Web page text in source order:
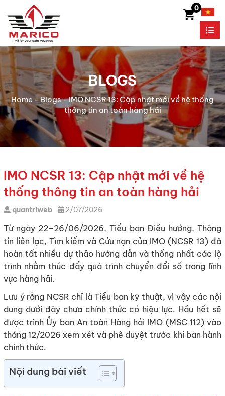
0
BLOGS
Home -Blogs-IMO NCSR 13: Cập nhật mới về hệ thống
thông tin an toàn hàng hải
IMO NCSR 13: Cập nhật mới về hệ
thống thông tin an toàn hàng hải
quantriweb 2/07/2026
Từ ngày 22–26/06/2026, Tiểu ban Điều hướng, Thông
tin liên lạc, Tìm kiếm và Cứu nạn của IMO (NCSR 13) đã
hoàn tất nhiều dự thảo hướng dẫn và thống nhất các lộ
trình nhằm thúc đẩy quá trình chuyển đổi số trong lĩnh
vực hàng hải.
Lưu ý rằng NCSR chỉ là Tiểu ban kỹ thuật, vì vậy các nội
dung dưới đây chưa chính thức có hiệu lực. Hầu hết sẽ
được trình Ủy ban An toàn Hàng hải IMO (MSC 112) vào
tháng 12/2026 xem xét và phê duyệt trước khi ban hành
chính thức.
Nội dung bài viết